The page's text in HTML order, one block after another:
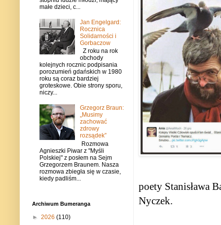
poety Stanisława
Nyczek.
małe dzieci, c...
Jan Engelgard:
Rocznica
Solidarności i
Gorbaczow
Z roku na rok
obchody
kolejnych rocznic podpisania
porozumień gdańskich w 1980
roku są coraz bardziej
groteskowe. Obie strony sporu,
niczy...
Grzegorz Braun:
„Musimy
zachować
zdrowy
rozsądek”
Rozmowa
Agnieszki Piwar z "Myśli
Polskiej" z posłem na Sejm
Grzegorzem Braunem. Nasza
rozmowa zbiegła się w czasie,
kiedy padliśm...
Archiwum Bumeranga
► 2026 (110)